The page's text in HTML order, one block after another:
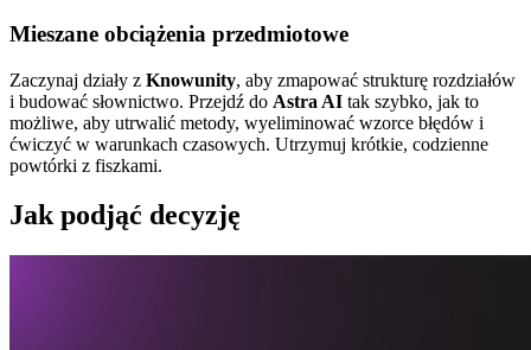
Mieszane obciążenia przedmiotowe
Zaczynaj działy z Knowunity, aby zmapować strukturę rozdziałów
i budować słownictwo. Przejdź do Astra AI tak szybko, jak to
możliwe, aby utrwalić metody, wyeliminować wzorce błędów i
ćwiczyć w warunkach czasowych. Utrzymuj krótkie, codzienne
powtórki z fiszkami.
Jak podjąć decyzję